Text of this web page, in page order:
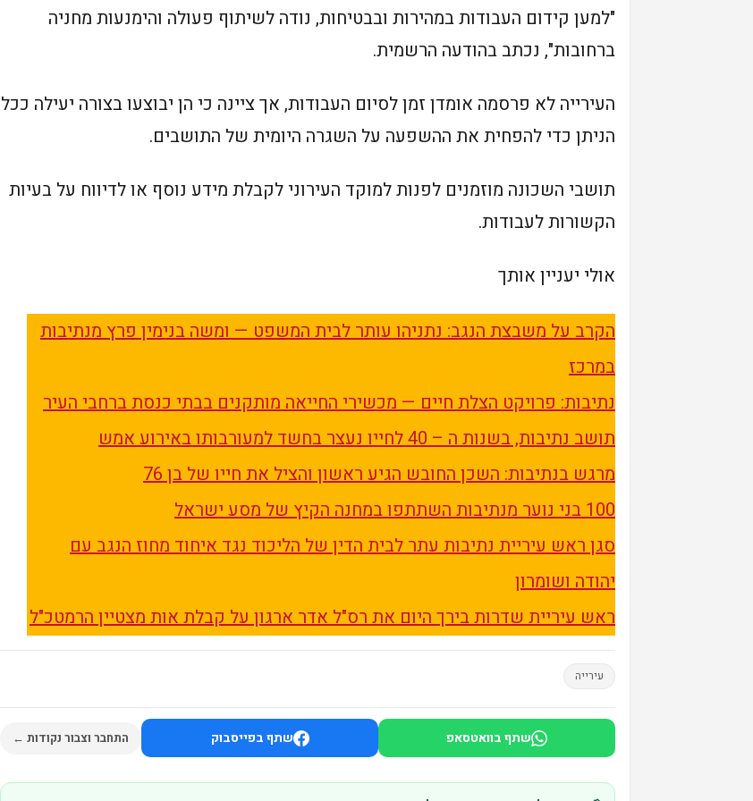
"למען קידום העבודות במהירות ובבטיחות, נודה לשיתוף פעולה והימנעות מחניה
ברחובות", נכתב בהודעה הרשמית.
העירייה לא פרסמה אומדן זמן לסיום העבודות, אך ציינה כי הן יבוצעו בצורה יעילה ככל
הניתן כדי להפחית את ההשפעה על השגרה היומית של התושבים.
תושבי השכונה מוזמנים לפנות למוקד העירוני לקבלת מידע נוסף או לדיווח על בעיות
הקשורות לעבודות.
אולי יעניין אותך
הקרב על משבצת הנגב: נתניהו עותר לבית המשפט — ומשה בנימין פרץ מנתיבות
במרכז
נתיבות: פרויקט הצלת חיים — מכשירי החייאה מותקנים בבתי כנסת ברחבי העיר
תושב נתיבות, בשנות ה – 40 לחייו נעצר בחשד למעורבותו באירוע אמש
מרגש בנתיבות: השכן החובש הגיע ראשון והציל את חייו של בן 76
100 בני נוער מנתיבות השתתפו במחנה הקיץ של מסע ישראל
סגן ראש עיריית נתיבות עתר לבית הדין של הליכוד נגד איחוד מחוז הנגב עם
יהודה ושומרון
ראש עיריית שדרות בירך היום את רס"ל אדר ארגון על קבלת אות מצטיין הרמטכ"ל
עירייה
שתף בוואטסאפ שתף בפייסבוק התחבר וצבור נקודות ←